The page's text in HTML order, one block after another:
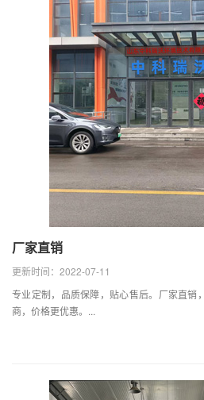
厂家直销
更新时间：2022-07-11
专业定制，品质保障，贴心售后。厂家直销
商，价格更优惠。...